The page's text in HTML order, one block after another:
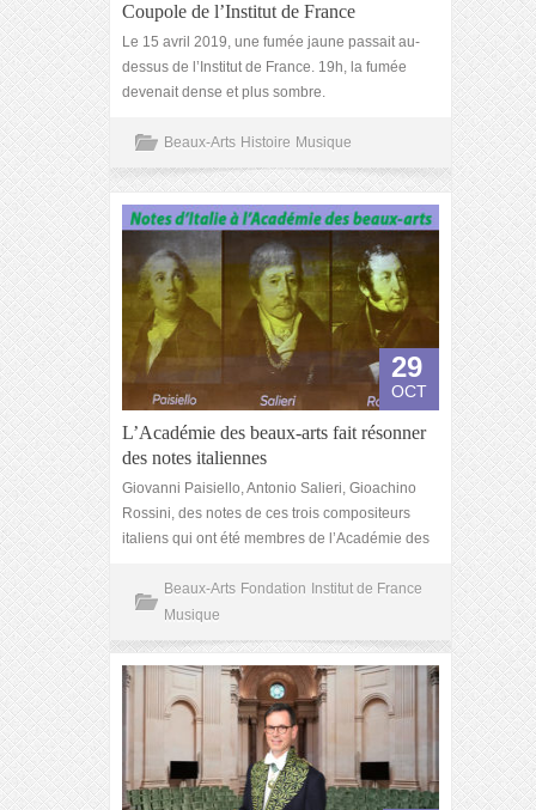
Coupole de l’Institut de France
Le 15 avril 2019, une fumée jaune passait au-
dessus de l’Institut de France. 19h, la fumée
devenait dense et plus sombre.
Beaux-Arts Histoire Musique
29
OCT
L’Académie des beaux-arts fait résonner
des notes italiennes
Giovanni Paisiello, Antonio Salieri, Gioachino
Rossini, des notes de ces trois compositeurs
italiens qui ont été membres de l’Académie des
Beaux-Arts Fondation
Institut de France
Musique